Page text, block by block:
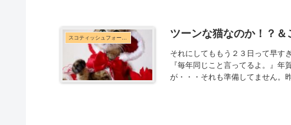
スコティッシュフォールド ツーンな猫なのか！？
それにしてももう２３日って早す
『毎年同じこと言ってるよ。』年
が・・・それも準備してません。